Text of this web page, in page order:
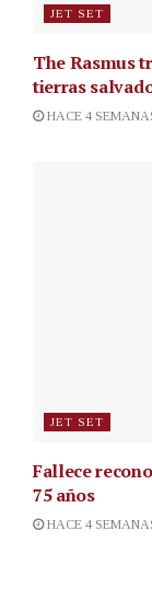
JET SET
The Rasmus
tierras
HACE 4
JET SET
Fallece
75 años
HACE 4